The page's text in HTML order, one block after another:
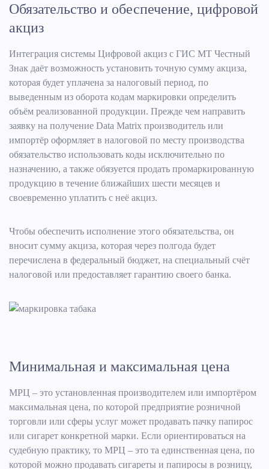
Обязательство и обеспечение, цифровой
акциз
Интеграция системы Цифровой акциз с ГИС МТ Честный
Знак даёт возможность установить точную сумму акциза,
которая будет уплачена за налоговый период, по
выведенным из оборота кодам маркировки определить
объём реализованной продукции. Прежде чем направить
заявку на получение Data Matrix производитель или
импортёр оформляет в налоговой по месту производства
обязательство использовать коды исключительно по
назначению, а также обязуется продать промаркированную
продукцию в течение ближайших шести месяцев и
своевременно уплатить с неё акциз.
Чтобы обеспечить исполнение этого обязательства, он
вносит сумму акциза, которая через полгода будет
перечислена в федеральный бюджет, на специальный счёт
налоговой или предоставляет гарантию своего банка.
Минимальная и максимальная цена
МРЦ – это установленная производителем или импортёром
максимальная цена, по которой предприятие розничной
торговли или сферы услуг может продавать пачку папирос
или сигарет конкретной марки. Если ориентироваться на
судебную практику, то МРЦ – это та единственная цена, по
которой можно продавать сигареты и папиросы в розницу,